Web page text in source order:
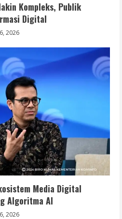
Kompleks, Publik
Digital
2026
Media Digital
Algoritma AI
2026